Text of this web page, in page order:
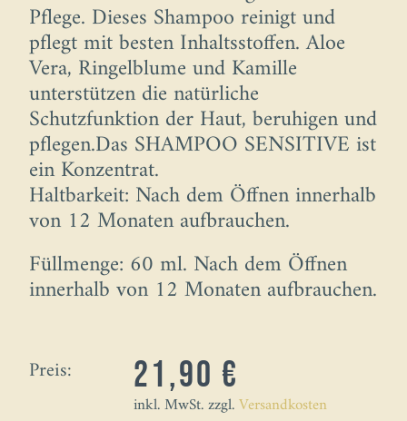
Pflege. Dieses Shampoo reinigt und
pflegt mit besten Inhaltsstoffen. Aloe
Vera, Ringelblume und Kamille
unterstützen die natürliche
Schutzfunktion der Haut, beruhigen und
pflegen.Das SHAMPOO SENSITIVE ist
ein Konzentrat.
Haltbarkeit: Nach dem Öffnen innerhalb
von 12 Monaten aufbrauchen.
Füllmenge: 60 ml. Nach dem Öffnen
innerhalb von 12 Monaten aufbrauchen.
Preis: 21,90 €
inkl. MwSt. zzgl.Versandkosten